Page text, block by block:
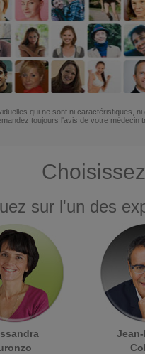
qui ne sont ni caractéristiques,
toujours l'avis de votre
sur l'un des